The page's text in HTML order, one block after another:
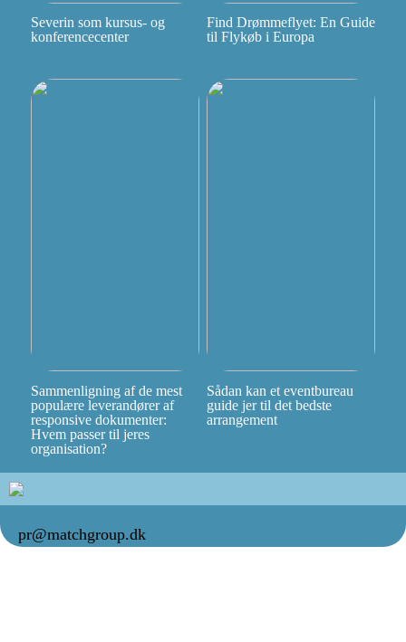
Severin som kursus- og
konferencecenter
Find Drømmeflyet: En Guide
til Flykøb i Europa
Sammenligning af de mest
populære leverandører af
responsive dokumenter:
Hvem passer til jeres
organisation?
Sådan kan et eventbureau
guide jer til det bedste
arrangement
pr@matchgroup.dk